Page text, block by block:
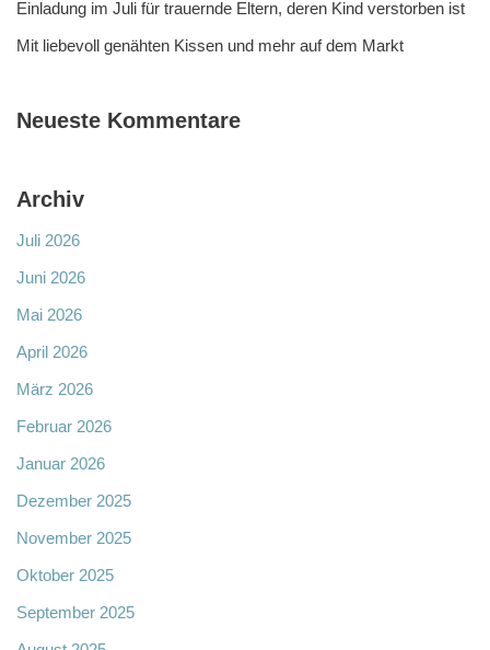
Einladung im Juli für trauernde Eltern, deren Kind verstorben ist
Mit liebevoll genähten Kissen und mehr auf dem Markt
Neueste Kommentare
Archiv
Juli 2026
Juni 2026
Mai 2026
April 2026
März 2026
Februar 2026
Januar 2026
Dezember 2025
November 2025
Oktober 2025
September 2025